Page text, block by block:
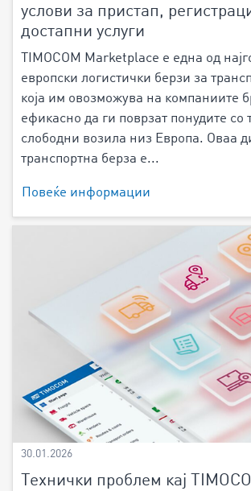
услови за пристап,
достапни услуги
TIMOCOM Marketplace е една од
европски логистички берзи за
која им овозможува на компаниите
ефикасно да ги поврзат понудите со
слободни возила низ Европа. Оваа
транспортна берза е...
Повеќе информации
30.01.2026
Технички проблем кај